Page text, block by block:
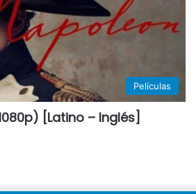
Películas
[Latino – Inglés]